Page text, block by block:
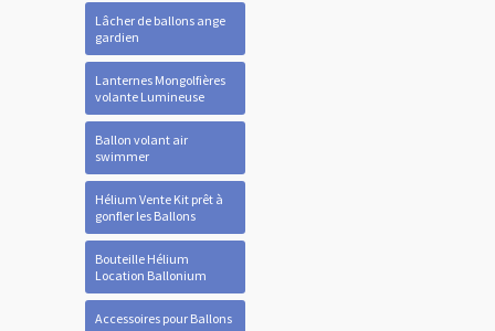
Lâcher de ballons ange
gardien
Lanternes Mongolfières
volante Lumineuse
Ballon volant air
swimmer
Hélium Vente Kit prêt à
gonfler les Ballons
Bouteille Hélium
Location Ballonium
Accessoires pour Ballons